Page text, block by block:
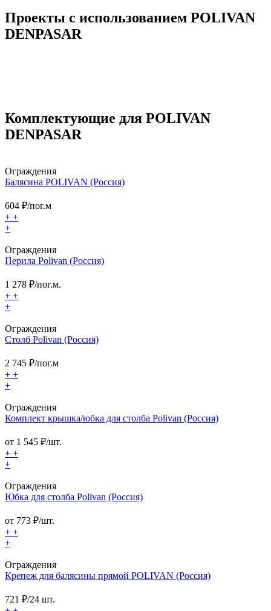
Проекты с использованием POLIVAN
DENPASAR
Комплектующие для POLIVAN
DENPASAR
Ограждения
Балясина POLIVAN (Россия)
604 ₽/пог.м
+ +
+
Ограждения
Перила Polivan (Россия)
1 278 ₽/пог.м.
+ +
+
Ограждения
Столб Polivan (Россия)
2 745 ₽/пог.м
+ +
+
Ограждения
Комплект крышка/юбка для столба Polivan (Россия)
от 1 545 ₽/шт.
+ +
+
Ограждения
Юбка для столба Polivan (Россия)
от 773 ₽/шт.
+ +
+
Ограждения
Крепеж для балясины прямой POLIVAN (Россия)
721 ₽/24 шт.